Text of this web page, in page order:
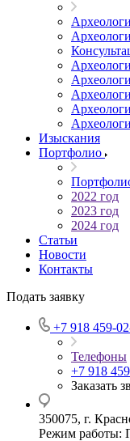
Изыскания
Портфолио
2022 год
2023 год
2024 год
Статьи
Новости
Контакты
Подать заявку
+7 918 459-
Телефоны
+7 918
Заказать
350075, г.
Режим работы: